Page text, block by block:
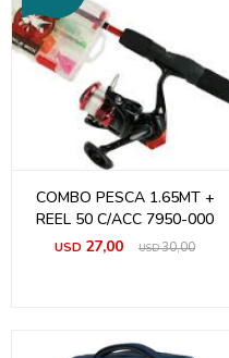
COMBO PESCA 1.65MT +
REEL 50 C/ACC 7950-000
USD 27,00 USD30,00